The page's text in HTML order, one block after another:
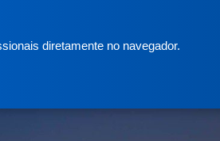
diretamente no navegador.